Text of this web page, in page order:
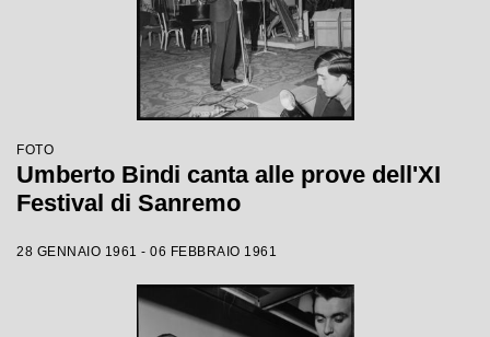
FOTO
Umberto Bindi canta alle prove dell'XI
Festival di Sanremo
28 GENNAIO 1961 - 06 FEBBRAIO 1961